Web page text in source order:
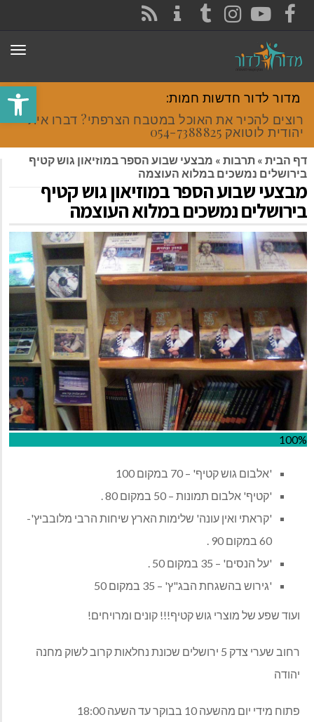
פתח
FACEBOOK
YOUTUBE
INSTAGRAM
TUMBLR
מדור לדור חדשות חמות:
רוצים להכיר את האוכל במטבח הצרפתי? דברו איתי
יהודית לוטואק 054-7388825.
דף הבית » תרבות » מבצעי שבוע הספר במוזיאון גוש קטיף
בירושלים נמשכים במלוא העוצמה
מבצעי שבוע הספר במוזיאון גוש קטיף
בירושלים נמשכים במלוא העוצמה
100%
'אלבום גוש קטיף' – 70 במקום 100
'קטיף' אלבום תמונות – 50 במקום 80 .
'קראתי ואין עונה' שלימות הארץ שיחות הרבי מלובביץ'-
60 במקום 90 .
'על הנסים' – 35 במקום 50 .
'גירוש בהשגחת הבג"ץ' – 35 במקום 50
ועוד שפע של מוצרי גוש קטיף!!! קונים ומרויחים!
רחוב שערי צדק 5 ירושלים שכונת נחלאות קרוב לשוק מחנה
יהודה
פתוח מידי יום מהשעה 10 בבוקר עד השעה 18:00